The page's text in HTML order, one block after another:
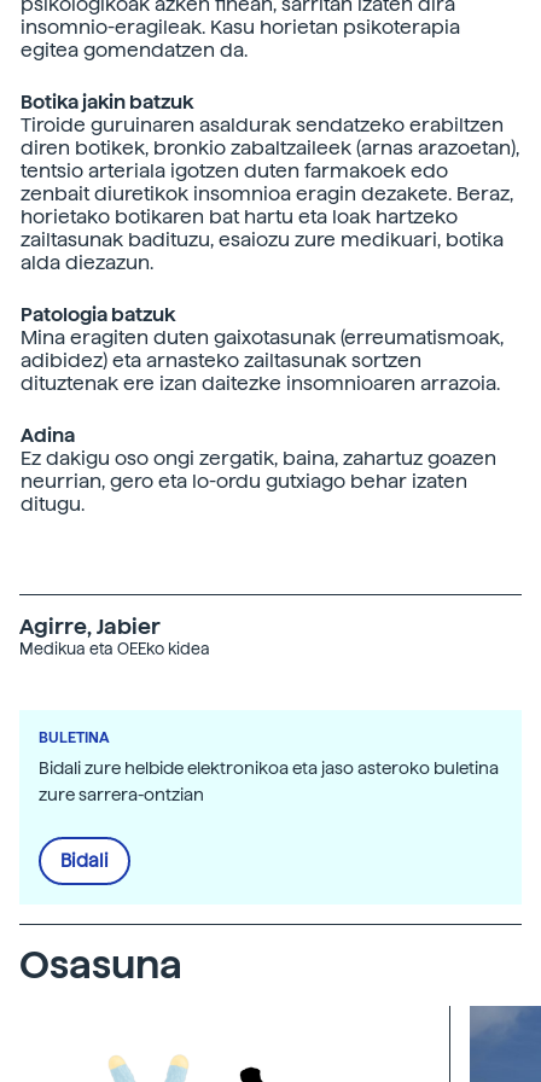
insomnio-eragileak. Kasu horietan psikoterapia
egitea gomendatzen da.
Botika jakin batzuk
Tiroide guruinaren asaldurak sendatzeko erabiltzen
diren botikek, bronkio zabaltzaileek (arnas arazoetan),
tentsio arteriala igotzen duten farmakoek edo
zenbait diuretikok insomnioa eragin dezakete. Beraz,
horietako botikaren bat hartu eta loak hartzeko
zailtasunak badituzu, esaiozu zure medikuari, botika
alda diezazun.
Patologia batzuk
Mina eragiten duten gaixotasunak (erreumatismoak,
adibidez) eta arnasteko zailtasunak sortzen
dituztenak ere izan daitezke insomnioaren arrazoia.
Adina
Ez dakigu oso ongi zergatik, baina, zahartuz goazen
neurrian, gero eta lo-ordu gutxiago behar izaten
ditugu.
Agirre, Jabier
Medikua eta OEEko kidea
BULETINA
Bidali zure helbide elektronikoa eta jaso asteroko buletina
zure sarrera-ontzian
Bidali
Osasuna